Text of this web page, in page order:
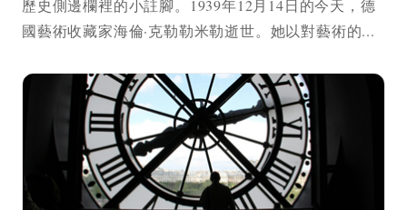
歷史側邊欄裡的小註腳。1939年12月14日的今天，德
國藝術收藏家海倫·克勒勒米勒逝世。她以對藝術的...